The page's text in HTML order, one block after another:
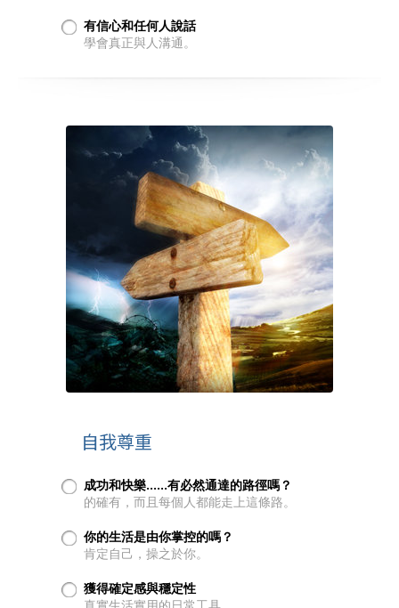
有信心和任何人說話
學會真正與人溝通。
自我尊重
成功和快樂……有必然通達的路徑嗎？
的確有，而且每個人都能走上這條路。
你的生活是由你掌控的嗎？
肯定自己，操之於你。
獲得確定感與穩定性
真實生活實用的日常工具。